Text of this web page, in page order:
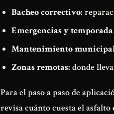
Bacheo correctivo:
Emergencias y
Mantenimiento
Zonas remotas: donde
Para el paso a paso de
revisacuánto cuesta el